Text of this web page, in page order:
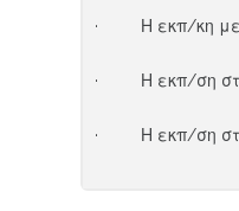
· Η εκπ/κη
· Η εκπ/ση στη
· Η εκπ/ση στη